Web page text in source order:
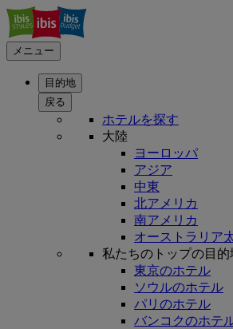
メニュー
目的地
戻る
ホテルを探す
大陸
ヨーロッパ
アジア
中東
北アメリカ
南アメリカ
オーストラリア
私たちのトップの目的
東京のホテル
ソウルのホテル
パリのホテル
バンコクのホテ